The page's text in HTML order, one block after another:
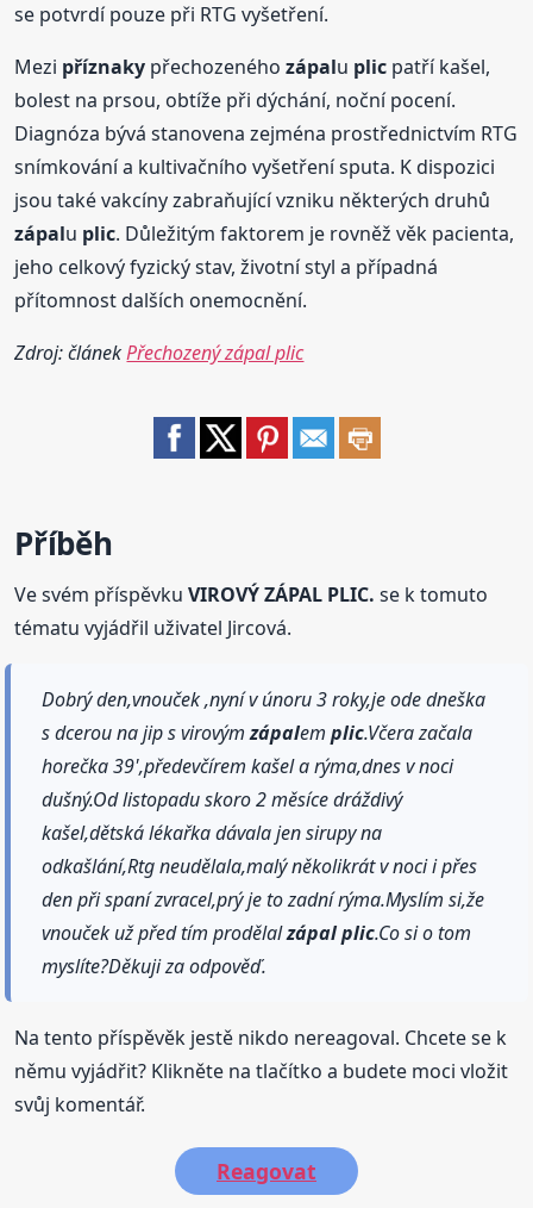
se potvrdí pouze při RTG vyšetření.
Mezi příznaky přechozenéhozápalu plic patří kašel,
bolest na prsou, obtíže při dýchání, noční pocení.
Diagnóza bývá stanovena zejména prostřednictvím RTG
snímkování a kultivačního vyšetření sputa. K dispozici
jsou také vakcíny zabraňující vzniku některých druhů
zápalu plic. Důležitým faktorem je rovněž věk pacienta,
jeho celkový fyzický stav, životní styl a případná
přítomnost dalších onemocnění.
Zdroj: článekPřechozený zápal plic
Příběh
Ve svém příspěvkuVIROVÝ ZÁPAL PLIC. se k tomuto
tématu vyjádřil uživatel Jircová.
Dobrý den,vnouček ,nyní v únoru 3 roky,je ode dneška
s dcerou na jip s virovýmzápalemplic.Včera začala
horečka 39',předevčírem kašel a rýma,dnes v noci
dušný.Od listopadu skoro 2 měsíce dráždivý
kašel,dětská lékařka dávala jen sirupy na
odkašlání,Rtg neudělala,malý několikrát v noci i přes
den při spaní zvracel,prý je to zadní rýma.Myslím si,že
vnouček už před tím prodělalzápalplic.Co si o tom
myslíte?Děkuji za odpověď.
Na tento příspěvěk jestě nikdo nereagoval. Chcete se k
němu vyjádřit? Klikněte na tlačítko a budete moci vložit
svůj komentář.
Reagovat